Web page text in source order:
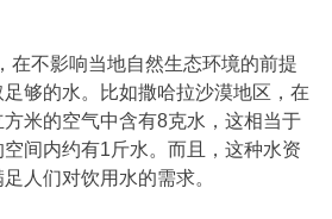
在不影响当地自然生态环境的前提
够的水。比如撒哈拉沙漠地区，在
米的空气中含有8克水，这相当于
间内约有1斤水。而且，这种水资
人们对饮用水的需求。